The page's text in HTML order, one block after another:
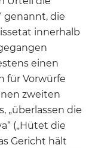
genannt, die
innerhalb
einen
für Vorwürfe
zweiten
„überlassen die
(„Hütet die
Gericht hält